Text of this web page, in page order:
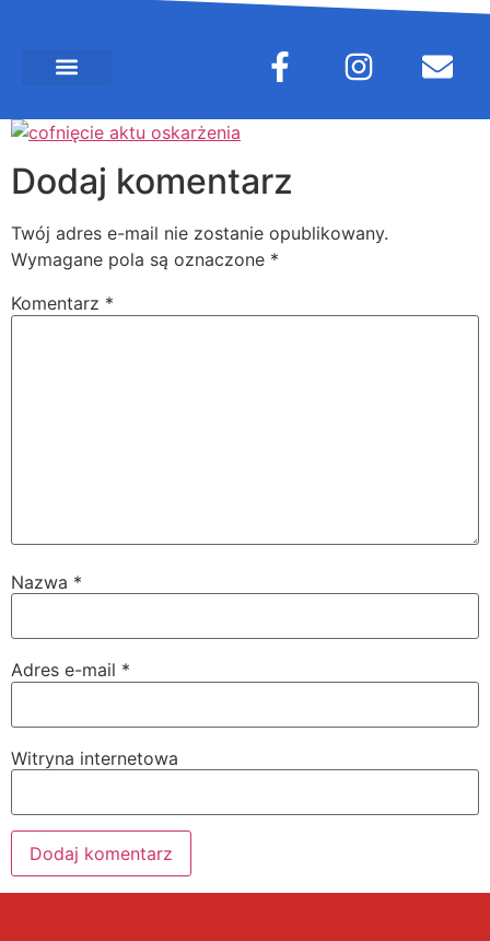
Dodaj komentarz
Twój adres e-mail nie zostanie opublikowany.
Wymagane pola są oznaczone *
Komentarz *
Nazwa *
Adres e-mail *
Witryna internetowa